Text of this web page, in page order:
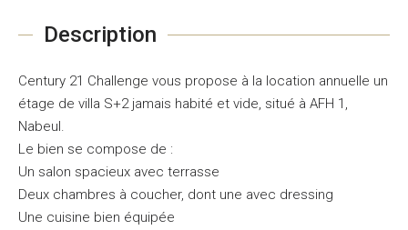
Description
Century 21 Challenge vous propose à la location annuelle un
étage de villa S+2 jamais habité et vide, situé à AFH 1,
Nabeul.
Le bien se compose de :
Un salon spacieux avec terrasse
Deux chambres à coucher, dont une avec dressing
Une cuisine bien équipée